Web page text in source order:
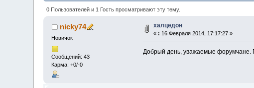
0 Пользователей и 1 Гость просматривают эту тему.
nicky74
Новичок
Сообщений: 43
Карма: +0/-0
халцедон
« : 16 Февраля 2014, 17:17:27 »
Добрый день, уважаемые форумчане.